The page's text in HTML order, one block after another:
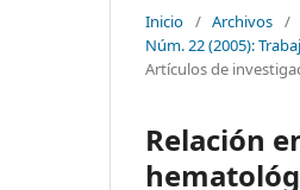
Inicio / Archivos /
Núm. 22 (2005):
Artículos de
Relación